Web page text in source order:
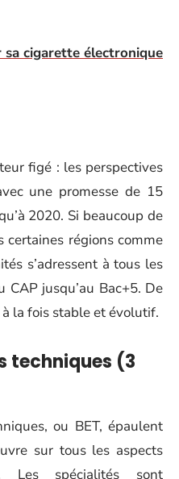
sa cigarette électronique
figé : les perspectives
une promesse de 15
2020. Si beaucoup de
certaines régions comme
s’adressent à tous les
jusqu’au Bac+5. De
la fois stable et évolutif.
techniques (3
ou BET, épaulent
sur tous les aspects
Les spécialités sont